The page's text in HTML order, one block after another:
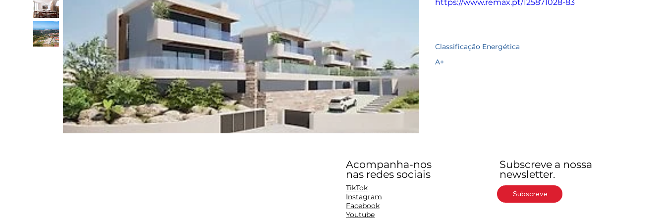
https://www.remax.pt/125871028-83
Classificação Energética
A+
Acompanha-nos
nas redes sociais
TikTok
Instagram
Facebook
Youtube
Subscreve a nossa
newsletter.
Subscreve